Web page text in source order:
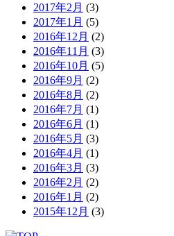
2017年2月 (3)
2017年1月 (5)
2016年12月 (2)
2016年11月 (3)
2016年10月 (5)
2016年9月 (2)
2016年8月 (2)
2016年7月 (1)
2016年6月 (1)
2016年5月 (3)
2016年4月 (1)
2016年3月 (3)
2016年2月 (2)
2016年1月 (2)
2015年12月 (3)